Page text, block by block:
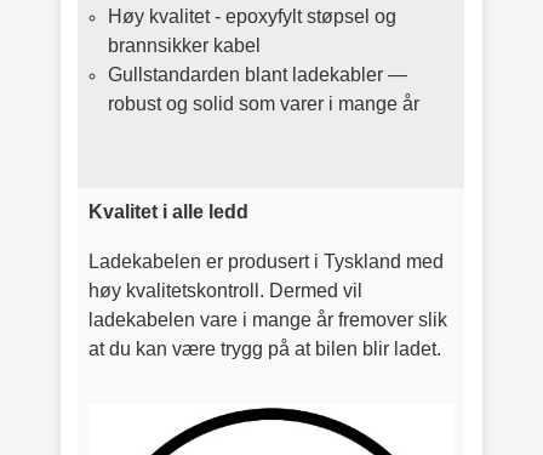
Høy kvalitet - epoxyfylt støpsel og
brannsikker kabel
Gullstandarden blant ladekabler —
robust og solid som varer i mange år
Kvalitet i alle ledd
Ladekabelen er produsert i Tyskland med
høy kvalitetskontroll. Dermed vil
ladekabelen vare i mange år fremover slik
at du kan være trygg på at bilen blir ladet.